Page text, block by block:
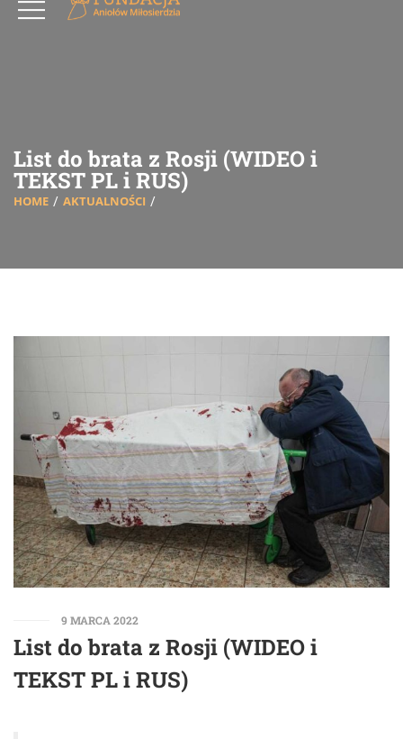
List do brata z Rosji (WIDEO i
TEKST PL i RUS)
HOME AKTUALNOŚCI
9 MARCA 2022
List do brata z Rosji (WIDEO i
TEKST PL i RUS)